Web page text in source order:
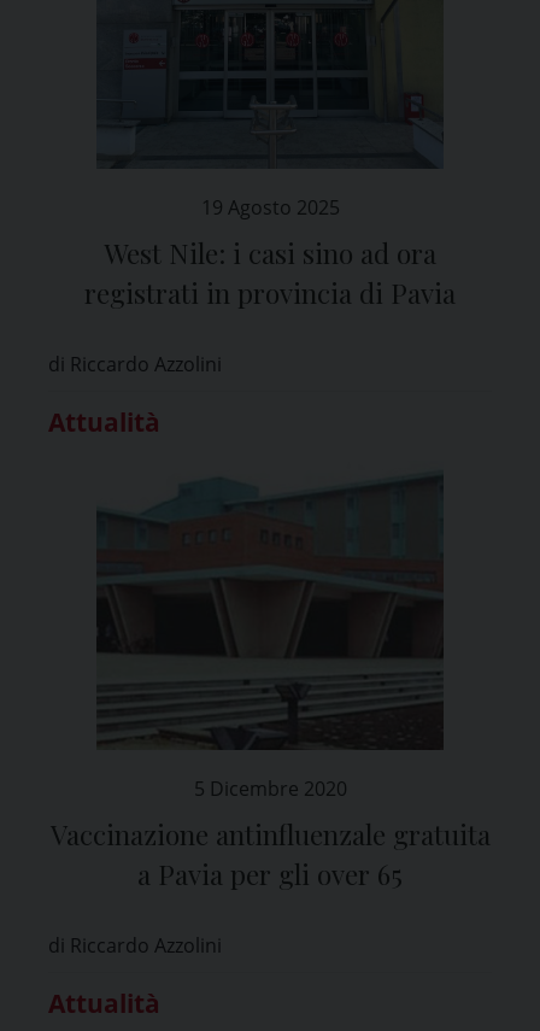
19 Agosto 2025
West Nile: i casi sino ad ora
registrati in provincia di Pavia
di Riccardo Azzolini
Attualità
5 Dicembre 2020
Vaccinazione antinfluenzale gratuita
a Pavia per gli over 65
di Riccardo Azzolini
Attualità